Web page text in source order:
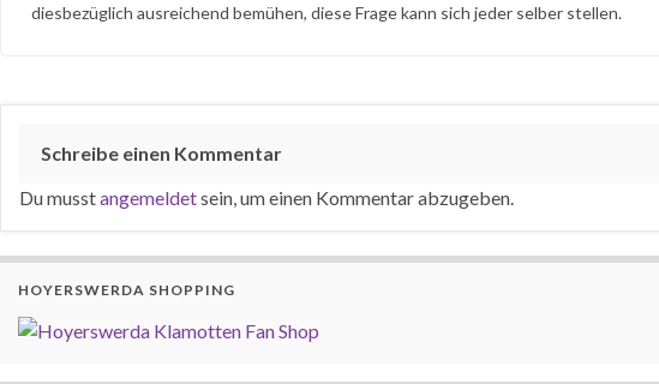
diesbezüglich ausreichend bemühen, diese Frage kann sich jeder selber stellen.
Schreibe einen Kommentar
Du musstangemeldetsein, um einen Kommentar abzugeben.
HOYERSWERDA SHOPPING